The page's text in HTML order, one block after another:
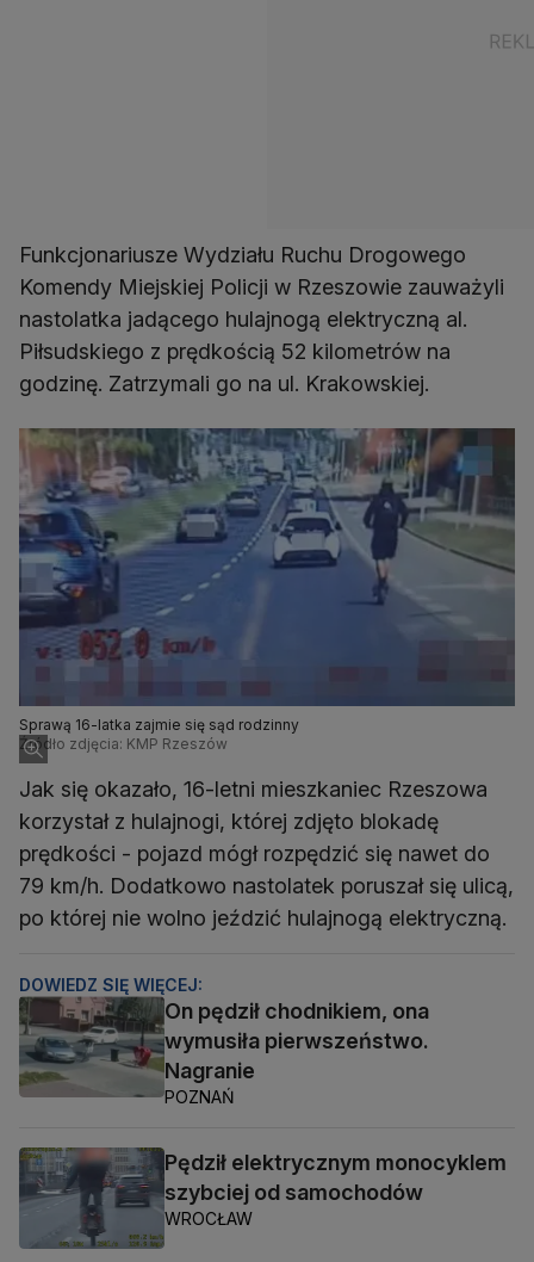
Funkcjonariusze Wydziału Ruchu Drogowego
Komendy Miejskiej Policji w Rzeszowie zauważyli
nastolatka jadącego hulajnogą elektryczną al.
Piłsudskiego z prędkością 52 kilometrów na
godzinę. Zatrzymali go na ul. Krakowskiej.
Sprawą 16-latka zajmie się sąd rodzinny
Źródło zdjęcia: KMP Rzeszów
Jak się okazało, 16-letni mieszkaniec Rzeszowa
korzystał z hulajnogi, której zdjęto blokadę
prędkości - pojazd mógł rozpędzić się nawet do
79 km/h. Dodatkowo nastolatek poruszał się ulicą,
po której nie wolno jeździć hulajnogą elektryczną.
DOWIEDZ SIĘ WIĘCEJ:
On pędził chodnikiem, ona
wymusiła pierwszeństwo.
Nagranie
POZNAŃ
Pędził elektrycznym monocyklem
szybciej od samochodów
WROCŁAW